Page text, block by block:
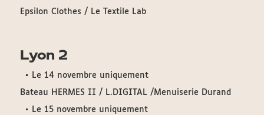
Epsilon Clothes / Le Textile Lab
Lyon 2
Le 14 novembre uniquement
Bateau HERMES II / L.DIGITAL /Menuiserie Durand
Le 15 novembre uniquement